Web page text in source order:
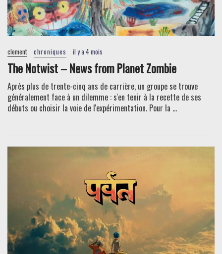
clement chroniques il y a 4 mois
The Notwist – News from Planet Zombie
Après plus de trente-cinq ans de carrière, un groupe se trouve
généralement face à un dilemme : s'en tenir à la recette de ses
débuts ou choisir la voie de l'expérimentation. Pour la ...